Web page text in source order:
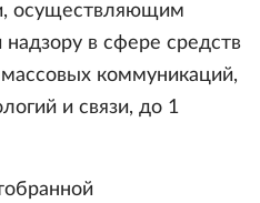
осуществляющим
в сфере средств
коммуникаций,
и связи, до 1